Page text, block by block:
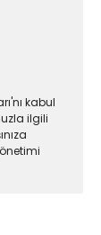
kabul
ilgili